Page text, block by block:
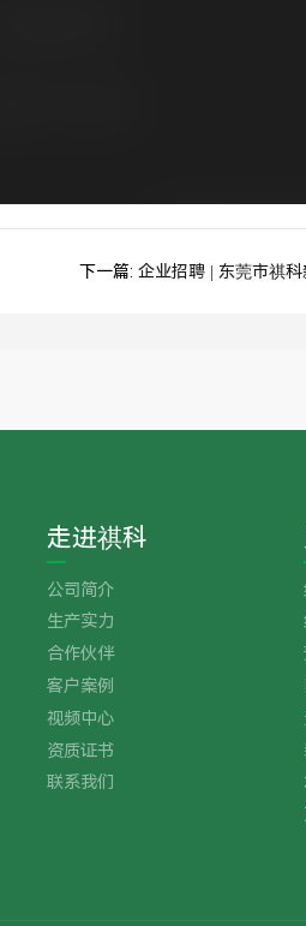
下一篇: 企业招聘 | 东莞市祺
走进祺科
公司简介
生产实力
合作伙伴
客户案例
视频中心
资质证书
联系我们